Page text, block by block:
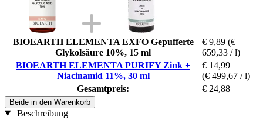
BIOEARTH ELEMENTA EXFO Gepufferte
Glykolsäure 10%, 15 ml
€ 9,89 (€
659,33 / l)
BIOEARTH ELEMENTA PURIFY Zink +
Niacinamid 11%, 30 ml
€ 14,99
(€ 499,67 / l)
Gesamtpreis:
€ 24,88
Beide in den Warenkorb
Beschreibung